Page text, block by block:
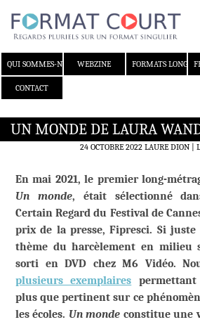
QUI SOMMES-NOUS ?WEBZINE FORMATS LONGS
CONTACT
UN MONDE DE LAURA
24 OCTOBRE 2022 LAURE DION
En mai 2021, le premier long-
Un monde, était sélectionné
Certain Regard du Festival de
prix de la presse, Fipresci. Si
thème du harcèlement en milieu
sorti en DVD chez M6 Vidéo.
plusieurs exemplaires
plus que pertinent sur ce
les écoles. Un monde constitue une